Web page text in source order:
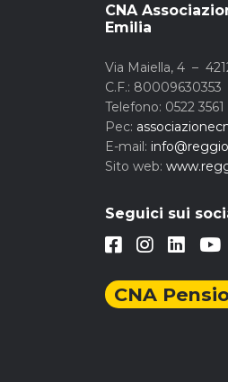
CNA
Emilia
Via Maiella, 4 –
C.F.: 80009630353
Telefono: 0522 3561
Pec:
E-mail:
Sito web:
Seguici sui
CNA